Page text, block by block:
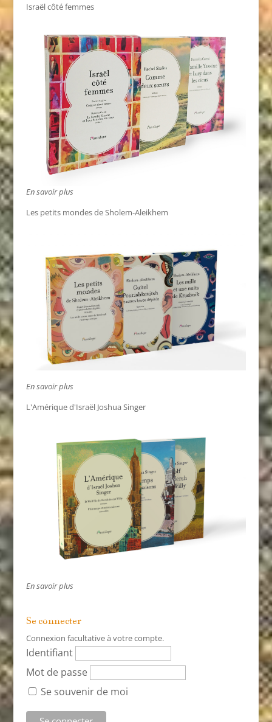
Israël côté femmes
En savoir plus
Les petits mondes de Sholem-Aleikhem
En savoir plus
L'Amérique d'Israël Joshua Singer
En savoir plus
Se connecter
Connexion facultative à votre compte.
Identifiant
Mot de passe
Se souvenir de moi